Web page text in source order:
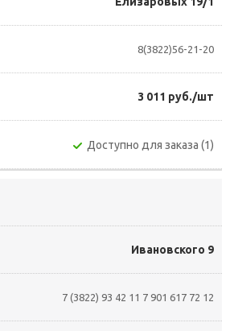
8(3822)56-21-20
3 011 руб./шт
Доступно для заказа (1)
Ивановского 9
7 (3822) 93 42 11 7 901 617 72 12